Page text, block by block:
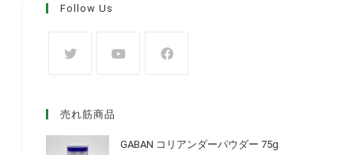
Follow Us
売れ筋商品
GABAN コリアンダーパウダー 75g